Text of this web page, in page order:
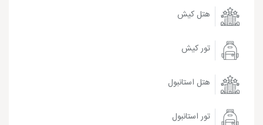
هتل کیش
تور کیش
هتل استانبول
تور استانبول